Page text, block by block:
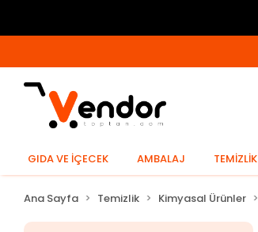
GIDA VE İÇECEK AMBALAJ TEMİZLİK
Ana Sayfa Temizlik Kimyasal Ürünler